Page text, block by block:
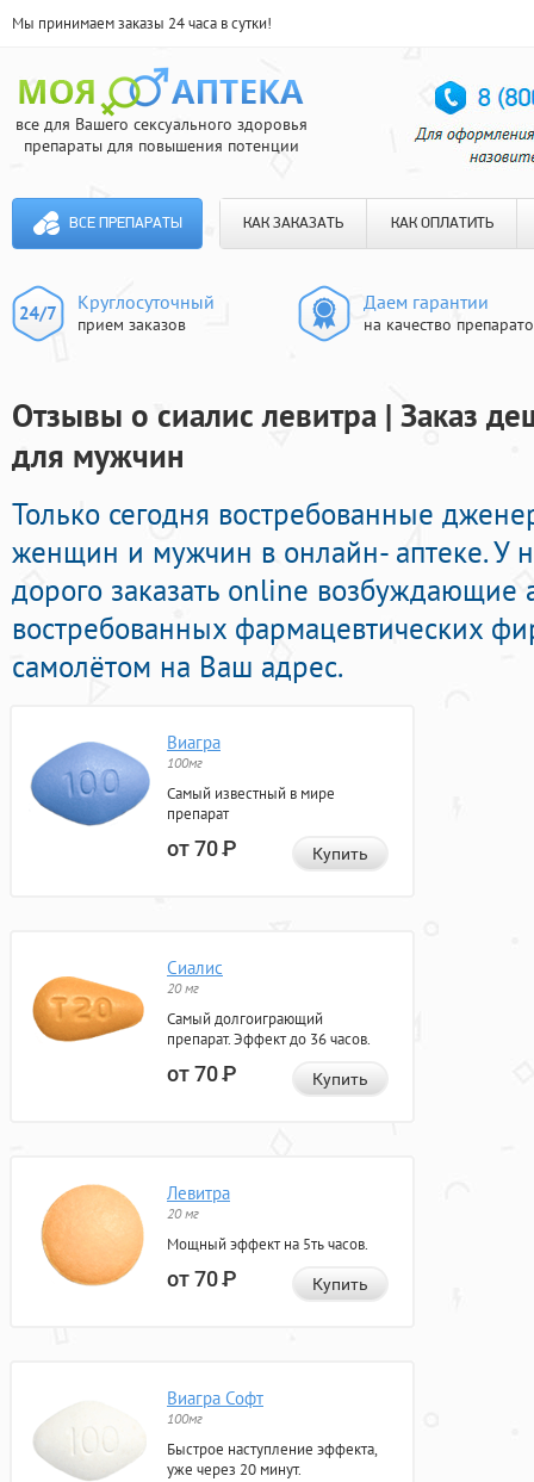
Мы принимаем заказы 24 часа в сутки!
все для Вашего сексуального здоровья
препараты для повышения потенции
ВСЕ ПРЕПАРАТЫ КАК ЗАКАЗАТЬ КАК ОПЛАТИТЬ
Круглосуточный
прием заказов
Даем гарантии
на качество
Отзывы о сиалис левитра | Заказ
для мужчин
Только сегодня востребованные
женщин и мужчин в онлайн- аптеке. У
дорого заказать online возбуждающие
востребованных фармацевтических
самолётом на Ваш адрес.
Виагра
100мг
Самый известный в мире
препарат
от 70Р Купить
Сиалис
20 мг
Самый долгоиграющий
препарат. Эффект до 36 часов.
от 70Р Купить
Левитра
20 мг
Мощный эффект на 5ть часов.
от 70Р Купить
Виагра Софт
100мг
Быстрое наступление эффекта,
уже через 20 минут.